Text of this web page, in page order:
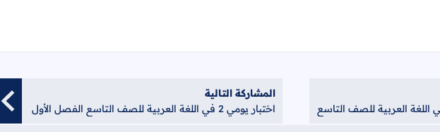
العربية للصف التاسع
المشاركة التالية
اختبار يومي 2 في اللغة العربية للصف التاسع الفصل الأول